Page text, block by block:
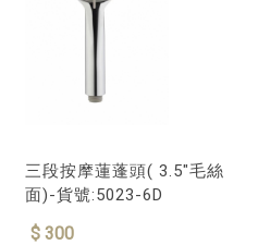
三段按摩蓮蓬頭( 3.5"毛絲
面)-貨號:5023-6D
$ 300